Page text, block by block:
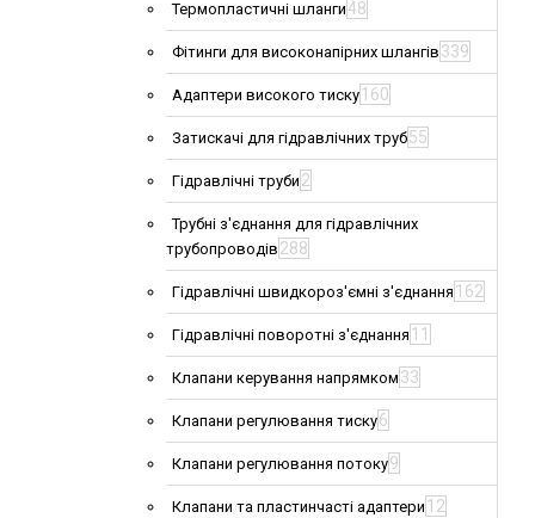
Термопластичні шланги48
Фітинги для високонапірних шлангів 339
Адаптери високого тиску 160
Затискачі для гідравлічних труб55
Гідравлічні труби 2
Трубні з'єднання для гідравлічних
трубопроводів 288
Гідравлічні швидкороз'ємні з'єднання 162
Гідравлічні поворотні з'єднання 11
Клапани керування напрямком 33
Клапани регулювання тиску6
Клапани регулювання потоку9
Клапани та пластинчасті адаптери 12